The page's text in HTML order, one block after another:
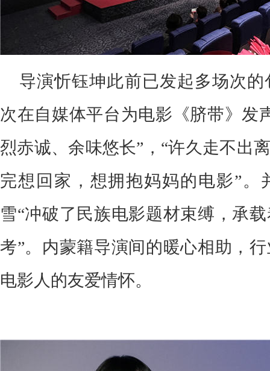
导演忻钰坤此前已发起多场次
次在自媒体平台为电影《脐带》发
烈赤诚、余味悠长”，“许久走不出
完想回家，想拥抱妈妈的电影”。
雪“冲破了民族电影题材束缚，承
考”。内蒙籍导演间的暖心相助，
电影人的友爱情怀。